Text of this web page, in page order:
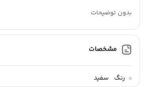
بدون توضیحات
مشخصات
رنگ سفید